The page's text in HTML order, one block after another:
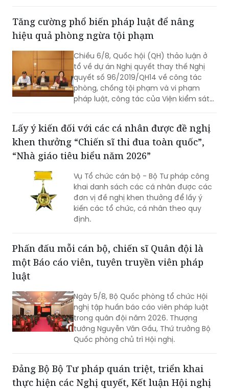
Tăng cường phổ biến pháp luật để nâng
hiệu quả phòng ngừa tội phạm
Chiều 6/8, Quốc hội (QH) thảo luận ở
tổ về dự án Nghị quyết thay thế Nghị
quyết số 96/2019/QH14 về công tác
phòng, chống tội phạm và vi phạm
pháp luật, công tác của Viện kiểm sát
Lấy ý kiến đối với các cá nhân được đề nghị
khen thưởng “Chiến sĩ thi đua toàn quốc”,
“Nhà giáo tiêu biểu năm 2026”
Vụ Tổ chức cán bộ - Bộ Tư pháp công
khai danh sách các cá nhân được các
đơn vị đề nghị khen thưởng để lấy ý
kiến các tổ chức, cá nhân theo quy
định.
Phấn đấu mỗi cán bộ, chiến sĩ Quân đội là
một Báo cáo viên, tuyên truyền viên pháp
luật
Ngày 5/8, Bộ Quốc phòng tổ chức Hội
nghị tập huấn báo cáo viên pháp luật
trong quân đội năm 2026. Thượng
tướng Nguyễn Văn Gấu, Thứ trưởng Bộ
Quốc phòng chủ trì Hội nghị.
Đảng Bộ Bộ Tư pháp quán triệt, triển khai
thực hiện các Nghị quyết, Kết luận Hội nghị